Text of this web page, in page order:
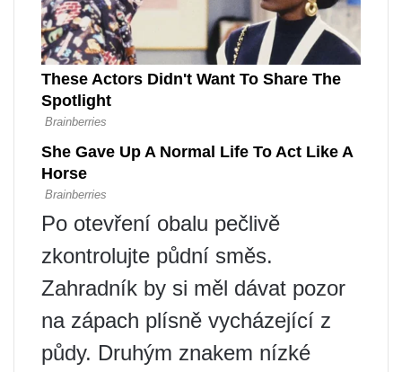
Po otevření obalu pečlivě
zkontrolujte půdní směs.
Zahradník by si měl dávat pozor
na zápach plísně vycházející z
půdy. Druhým znakem nízké